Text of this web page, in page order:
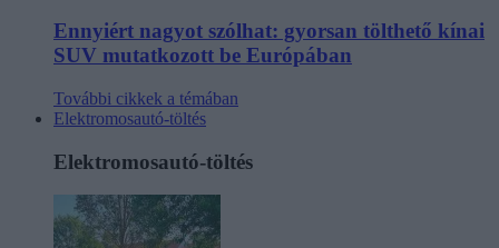
Ennyiért nagyot szólhat: gyorsan tölthető kínai
SUV mutatkozott be Európában
További cikkek a témában
Elektromosautó-töltés
Elektromosautó-töltés